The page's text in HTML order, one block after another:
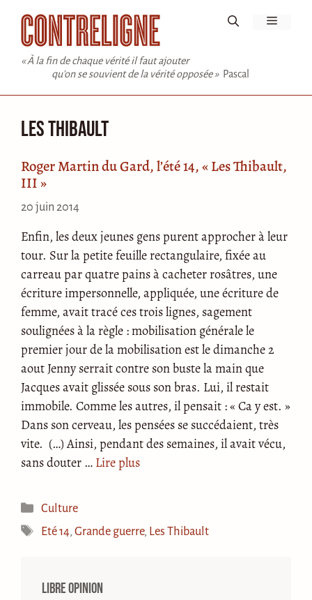
contenu
« À la fin de chaque vérité il faut ajouter
qu'on se souvient de la vérité opposée » Pascal
Menu
Les Thibault
Roger Martin du Gard, l’été 14, « Les Thibault,
III »
20 juin 2014
Enfin, les deux jeunes gens purent approcher à leur
tour. Sur la petite feuille rectangulaire, fixée au
carreau par quatre pains à cacheter rosâtres, une
écriture impersonnelle, appliquée, une écriture de
femme, avait tracé ces trois lignes, sagement
soulignées à la règle : mobilisation générale le
premier jour de la mobilisation est le dimanche 2
aout Jenny serrait contre son buste la main que
Jacques avait glissée sous son bras. Lui, il restait
immobile. Comme les autres, il pensait : « Ca y est. »
Dans son cerveau, les pensées se succédaient, très
vite. (…) Ainsi, pendant des semaines, il avait vécu,
sans douter … Lire plus
Catégories
Culture
Étiquettes
Eté 14,Grande guerre, Les Thibault
Libre opinion